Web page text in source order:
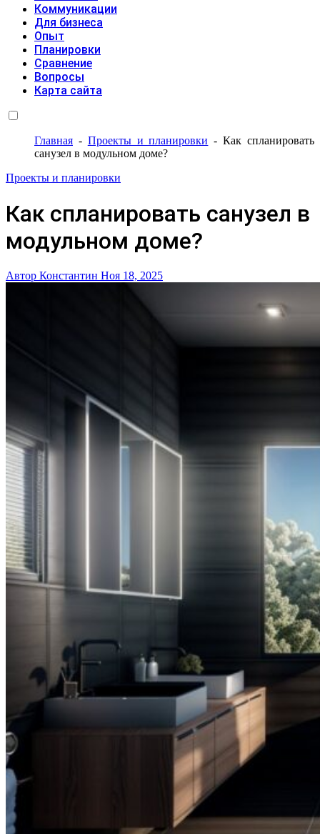
Коммуникации
Для бизнеса
Опыт
Планировки
Сравнение
Вопросы
Карта сайта
Главная - Проекты и планировки -Как спланировать
санузел в модульном доме?
Проекты и планировки
Как спланировать санузел в
модульном доме?
Автор Константин Ноя 18, 2025